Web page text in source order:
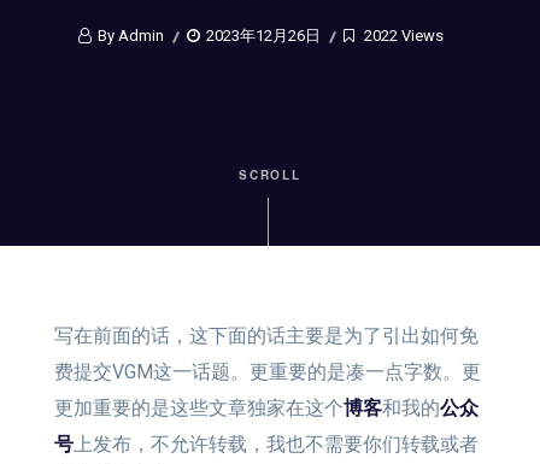
By Admin 2023年12月26日 2022 Views
SCROLL
写在前面的话，这下面的话主要是为了引出如何免
费提交VGM这一话题。更重要的是凑一点字数。更
更加重要的是这些文章独家在这个博客和我的公众
号上发布，不允许转载，我也不需要你们转载或者